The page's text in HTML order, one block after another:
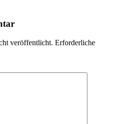
veröffentlicht. Erforderliche